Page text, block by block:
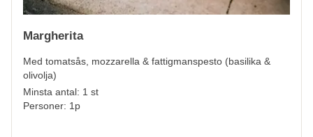
Margherita
Med tomatsås, mozzarella & fattigmanspesto (basilika &
olivolja)
Minsta antal: 1 st
Personer: 1p